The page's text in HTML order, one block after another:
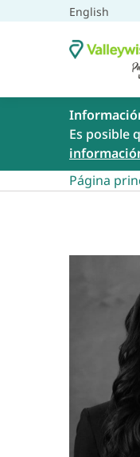
English
Es posible
Página